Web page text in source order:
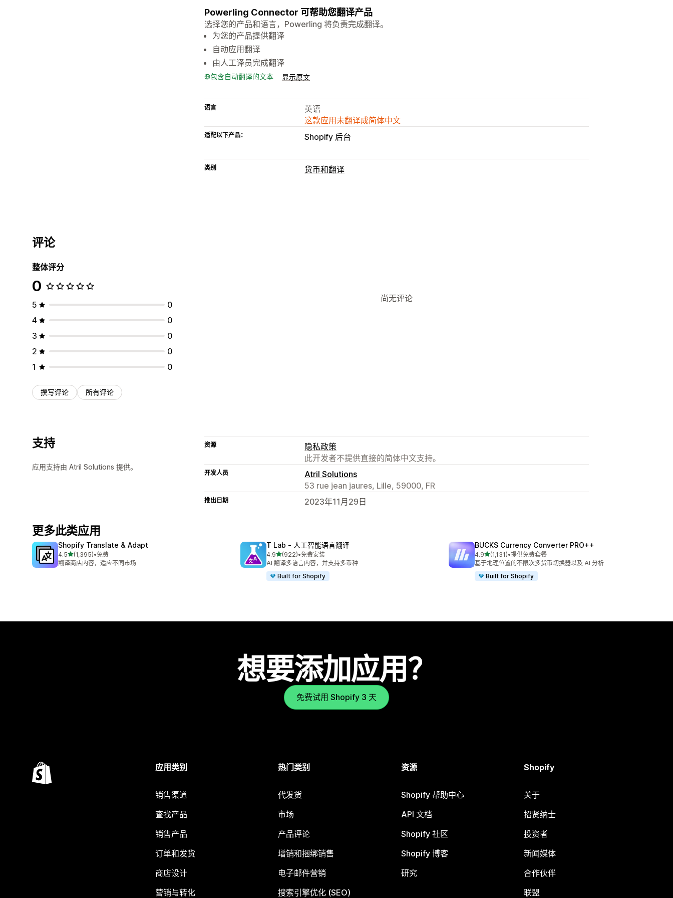
Powerling Connector 可帮助您翻译产品
选择您的产品和语言，Powerling 将负责完成翻译。
为您的产品提供翻译
自动应用翻译
由人工译员完成翻译
包含自动翻译的文本 显示原文
语言
英语
这款应用未翻译成简体中文
适配以下产品： Shopify 后台
类别 货币和翻译
评论
整体评分
0
5
0
4
0
3
0
2
0
1
0
撰写评论 所有评论
尚无评论
支持
应用支持由 Atril Solutions 提供。
资源
隐私政策
此开发者不提供直接的简体中文支持。
开发人员
Atril Solutions
53 rue jean jaures, Lille, 59000, FR
推出日期 2023年11月29日
更多此类应用
Shopify Translate & Adapt
4.5星（满分 5 星）
(1,395)
总共 1395 条评论
•免费
翻译商店内容，适应不同市场
T Lab ‑ 人工智能语言翻译
4.9星（满分 5 星）
(922)
总共 922 条评论
•免费安装
AI 翻译多语言内容，并支持多币种
Built for Shopify
BUCKS Currency Converter PRO++
4.9星（满分 5 星）
(1,131)
总共 1131 条评论
•提供免费套餐
基于地理位置的不限次多货币切换器以及 AI 分析
Built for Shopify
想要添加应用？
免费试用 Shopify 3 天
应用类别
销售渠道
查找产品
销售产品
订单和发货
商店设计
营销与转化
热门类别
代发货
市场
产品评论
增销和捆绑销售
电子邮件营销
搜索引擎优化 (SEO)
资源
Shopify 帮助中心
API 文档
Shopify 社区
Shopify 博客
研究
Shopify
关于
招贤纳士
投资者
新闻媒体
合作伙伴
联盟